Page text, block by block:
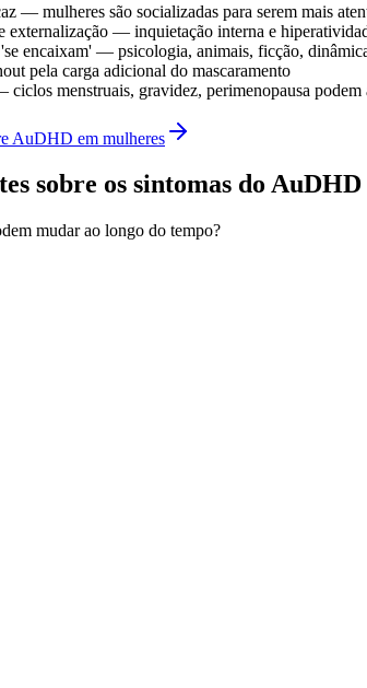
— mulheres são socializadas para serem mais
externalização — inquietação interna e
'se encaixam' — psicologia, animais, ficção,
pela carga adicional do mascaramento
menstruais, gravidez, perimenopausa
AuDHD em mulheres
sobre os sintomas do AuDHD
mudar ao longo do tempo?